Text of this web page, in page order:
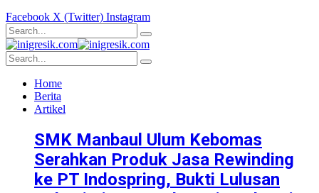
Facebook X (Twitter) Instagram
Home
Berita
Artikel
SMK Manbaul Ulum Kebomas
Serahkan Produk Jasa Rewinding
ke PT Indospring, Bukti Lulusan